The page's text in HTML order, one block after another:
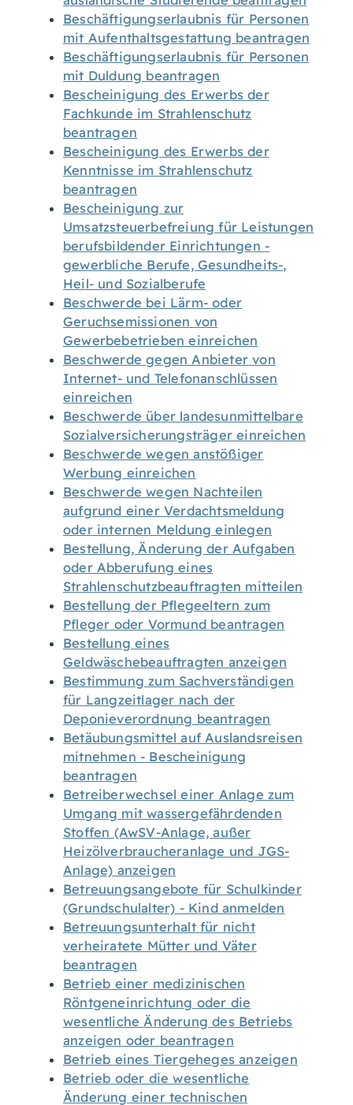
Beschäftigungserlaubnis für Personen
mit Aufenthaltsgestattung beantragen
Beschäftigungserlaubnis für Personen
mit Duldung beantragen
Bescheinigung des Erwerbs der
Fachkunde im Strahlenschutz
beantragen
Bescheinigung des Erwerbs der
Kenntnisse im Strahlenschutz
beantragen
Bescheinigung zur
Umsatzsteuerbefreiung für Leistungen
berufsbildender Einrichtungen -
gewerbliche Berufe, Gesundheits-,
Heil- und Sozialberufe
Beschwerde bei Lärm- oder
Geruchsemissionen von
Gewerbebetrieben einreichen
Beschwerde gegen Anbieter von
Internet- und Telefonanschlüssen
einreichen
Beschwerde über landesunmittelbare
Sozialversicherungsträger einreichen
Beschwerde wegen anstößiger
Werbung einreichen
Beschwerde wegen Nachteilen
aufgrund einer Verdachtsmeldung
oder internen Meldung einlegen
Bestellung, Änderung der Aufgaben
oder Abberufung eines
Strahlenschutzbeauftragten mitteilen
Bestellung der Pflegeeltern zum
Pfleger oder Vormund beantragen
Bestellung eines
Geldwäschebeauftragten anzeigen
Bestimmung zum Sachverständigen
für Langzeitlager nach der
Deponieverordnung beantragen
Betäubungsmittel auf Auslandsreisen
mitnehmen - Bescheinigung
beantragen
Betreiberwechsel einer Anlage zum
Umgang mit wassergefährdenden
Stoffen (AwSV-Anlage, außer
Heizölverbraucheranlage und JGS-
Anlage) anzeigen
Betreuungsangebote für Schulkinder
(Grundschulalter) - Kind anmelden
Betreuungsunterhalt für nicht
verheiratete Mütter und Väter
beantragen
Betrieb einer medizinischen
Röntgeneinrichtung oder die
wesentliche Änderung des Betriebs
anzeigen oder beantragen
Betrieb eines Tiergeheges anzeigen
Betrieb oder die wesentliche
Änderung einer technischen